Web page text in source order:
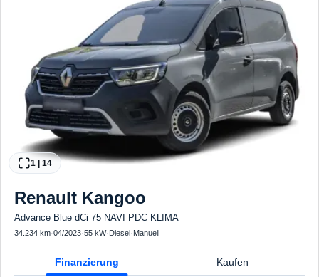
1 | 14
Renault Kangoo
Advance Blue dCi 75 NAVI PDC KLIMA
34.234 km·04/2023·55 kW· Diesel· Manuell
Finanzierung Kaufen